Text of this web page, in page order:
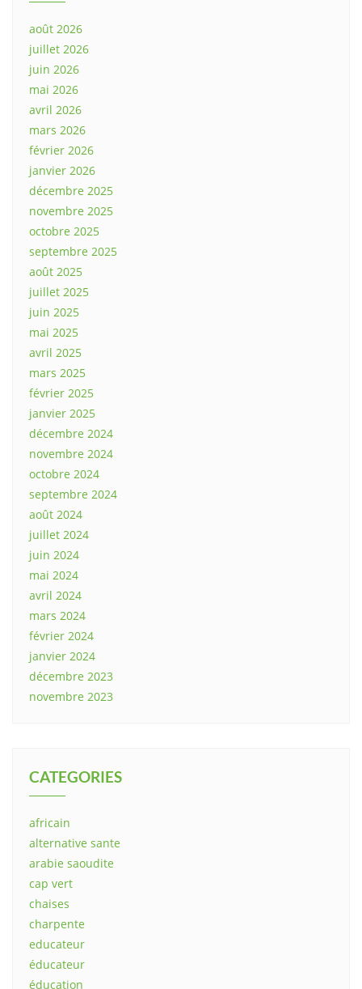
août 2026
juillet 2026
juin 2026
mai 2026
avril 2026
mars 2026
février 2026
janvier 2026
décembre 2025
novembre 2025
octobre 2025
septembre 2025
août 2025
juillet 2025
juin 2025
mai 2025
avril 2025
mars 2025
février 2025
janvier 2025
décembre 2024
novembre 2024
octobre 2024
septembre 2024
août 2024
juillet 2024
juin 2024
mai 2024
avril 2024
mars 2024
février 2024
janvier 2024
décembre 2023
novembre 2023
CATEGORIES
africain
alternative sante
arabie saoudite
cap vert
chaises
charpente
educateur
éducateur
éducation